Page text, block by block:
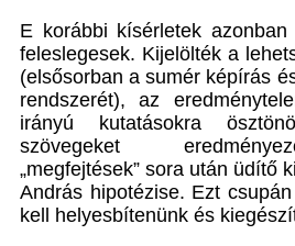
E korábbi kísérletek
feleslegesek. Kijelölték a
(elsősorban a sumér képírás
rendszerét), az
irányú kutatásokra
szövegeket
„megfejtések” sora után üdítő
András hipotézise. Ezt
kell helyesbítenünk és